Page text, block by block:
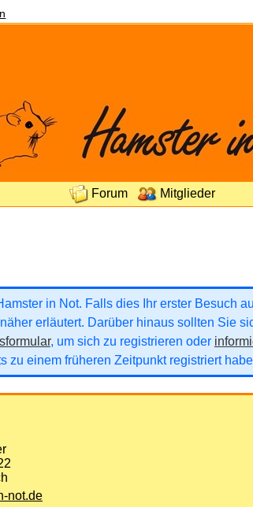
Forum Mitglieder
in Not. Falls dies Ihr erster Besuch
erläutert. Darüber hinaus sollten Sie
, um sich zu registrieren oder
zu einem früheren Zeitpunkt registriert
not.de